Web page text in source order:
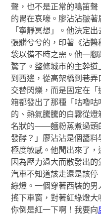
聲，也不是正常的鳴笛
的胃在哀嚎。廖沾沾皺
「寧靜冥想」。他決定
張髒兮兮的，印著《沾
袋以備不時之需。他一
驚了。整條城市的主幹
到西邊，從高架橋到巷
交替閃爍，而是固定在
箱都發出了那種「咕嚕
的、熱氣騰騰的白霧從
名狀的——麵粉蒸煮過頭
發酵？」廖沾沾是個醬
極度敏感。他聞出來了
因為壓力過大而散發出的
汽車不知道該走還是該
綠燈。一個穿著西裝的男
搖下車窗，對著紅綠燈大
你倒是紅一下啊！我要向